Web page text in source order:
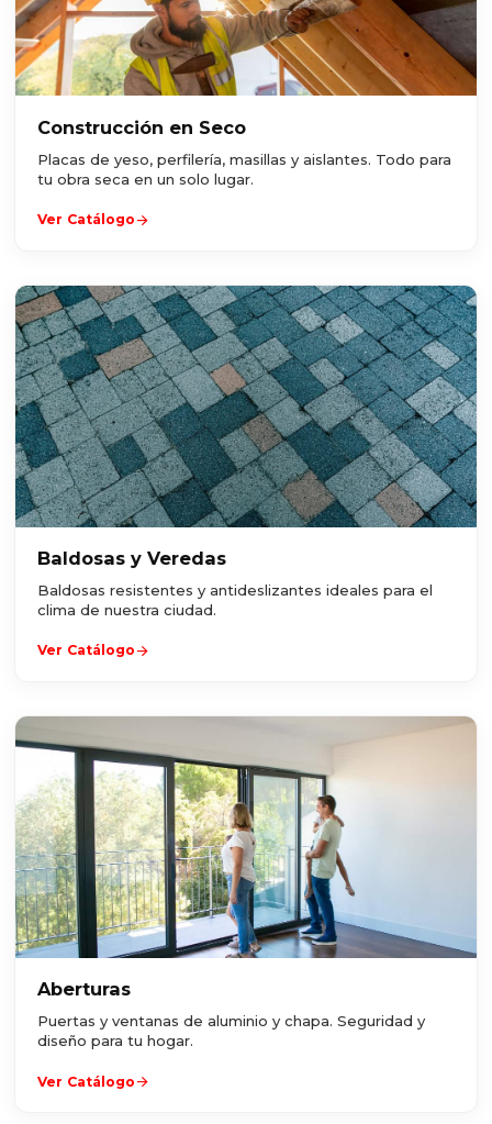
Construcción en Seco
Placas de yeso, perfilería, masillas y aislantes. Todo para
tu obra seca en un solo lugar.
Ver Catálogo arrow_forward
Baldosas y Veredas
Baldosas resistentes y antideslizantes ideales para el
clima de nuestra ciudad.
Ver Catálogo arrow_forward
Aberturas
Puertas y ventanas de aluminio y chapa. Seguridad y
diseño para tu hogar.
Ver Catálogo arrow_forward